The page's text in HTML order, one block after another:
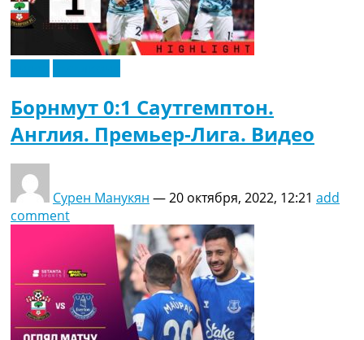
Борнмут 0:1 Саутгемптон.
Англия. Премьер-Лига. Видео
Сурен Манукян —20 октября, 2022, 12:21 add
comment